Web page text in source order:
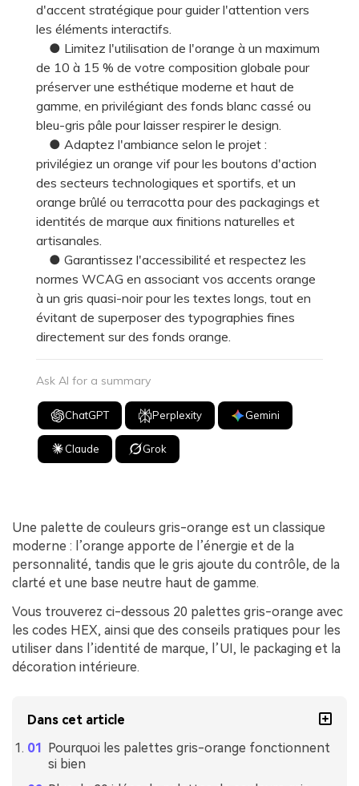
d'accent stratégique pour guider l'attention vers
les éléments interactifs.
● Limitez l'utilisation de l'orange à un maximum
de 10 à 15 % de votre composition globale pour
préserver une esthétique moderne et haut de
gamme, en privilégiant des fonds blanc cassé ou
bleu-gris pâle pour laisser respirer le design.
● Adaptez l'ambiance selon le projet :
privilégiez un orange vif pour les boutons d'action
des secteurs technologiques et sportifs, et un
orange brûlé ou terracotta pour des packagings et
identités de marque aux finitions naturelles et
artisanales.
● Garantissez l'accessibilité et respectez les
normes WCAG en associant vos accents orange
à un gris quasi-noir pour les textes longs, tout en
évitant de superposer des typographies fines
directement sur des fonds orange.
Ask AI for a summary
ChatGPT Perplexity Gemini
Claude Grok
Une palette de couleurs gris-orange est un classique
moderne : l’orange apporte de l’énergie et de la
personnalité, tandis que le gris ajoute du contrôle, de la
clarté et une base neutre haut de gamme.
Vous trouverez ci-dessous 20 palettes gris-orange avec
les codes HEX, ainsi que des conseils pratiques pour les
utiliser dans l’identité de marque, l’UI, le packaging et la
décoration intérieure.
Dans cet article
Pourquoi les palettes gris-orange fonctionnent
si bien